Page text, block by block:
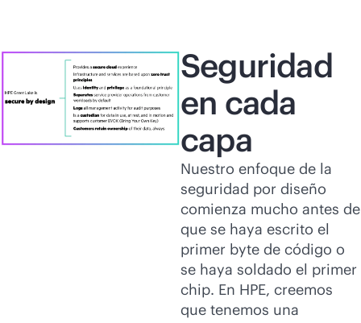
Seguridad
en cada
capa
Nuestro enfoque de la
seguridad por diseño
comienza mucho antes de
que se haya escrito el
primer byte de código o
se haya soldado el primer
chip. En HPE, creemos
que tenemos una